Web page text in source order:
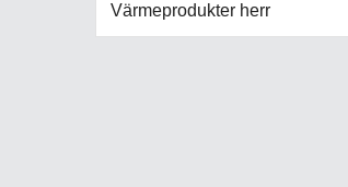
Värmeprodukter herr